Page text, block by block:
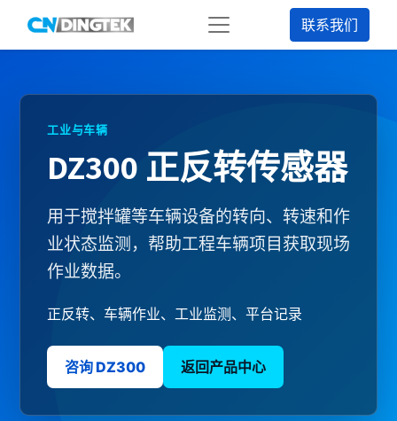
联系我们
工业与车辆
DZ300 正反转传感器
用于搅拌罐等车辆设备的转向、转速和作
业状态监测，帮助工程车辆项目获取现场
作业数据。
正反转、车辆作业、工业监测、平台记录
咨询 DZ300 返回产品中心